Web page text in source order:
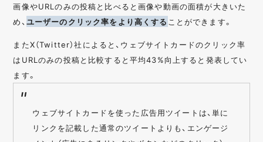
画像やURLのみの投稿と比べると画像や動画の面積が大きいた
め、ユーザーのクリック率をより高くする ことができます。
またX（Twitter）社によると、ウェブサイトカードのクリック率
はURLのみの投稿と比較すると平均43%向上すると発表してい
ます。
ウェブサイトカードを使った広告用ツイートは、単に
リンクを記載した通常のツイートよりも、エンゲージ